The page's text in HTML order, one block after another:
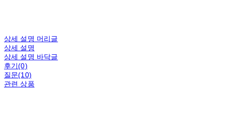
상세 설명 머리글
상세 설명
상세 설명 바닥글
후기(0)
질문(10)
관련 상품